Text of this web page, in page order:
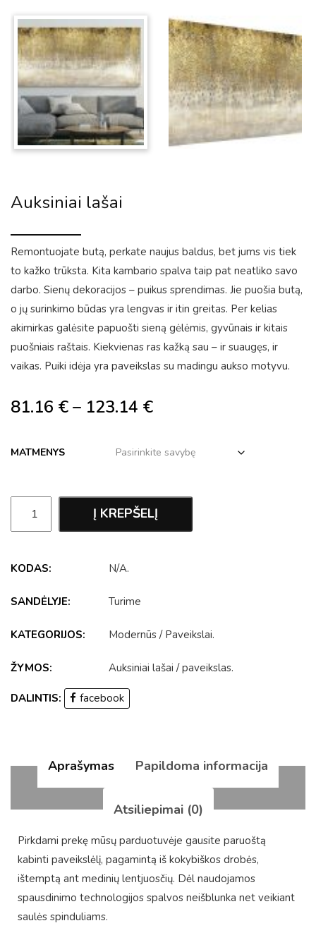
Auksiniai lašai
Remontuojate butą, perkate naujus baldus, bet jums vis tiek
to kažko trūksta. Kita kambario spalva taip pat neatliko savo
darbo. Sienų dekoracijos – puikus sprendimas. Jie puošia butą,
o jų surinkimo būdas yra lengvas ir itin greitas. Per kelias
akimirkas galėsite papuošti sieną gėlėmis, gyvūnais ir kitais
puošniais raštais. Kiekvienas ras kažką sau – ir suaugęs, ir
vaikas. Puiki idėja yra paveikslas su madingu aukso motyvu.
81.16 €– 123.14 €
MATMENYS
Į KREPŠELĮ
KODAS: N/A.
SANDĖLYJE: Turime
KATEGORIJOS: Modernūs / Paveikslai.
ŽYMOS: Auksiniai lašai /paveikslas.
DALINTIS: facebook
Aprašymas Papildoma informacija
Atsiliepimai (0)
Pirkdami prekę mūsų parduotuvėje gausite paruoštą
kabinti paveikslėlį, pagamintą iš kokybiškos drobės,
ištemptą ant medinių lentjuosčių. Dėl naudojamos
spausdinimo technologijos spalvos neišblunka net veikiant
saulės spinduliams.